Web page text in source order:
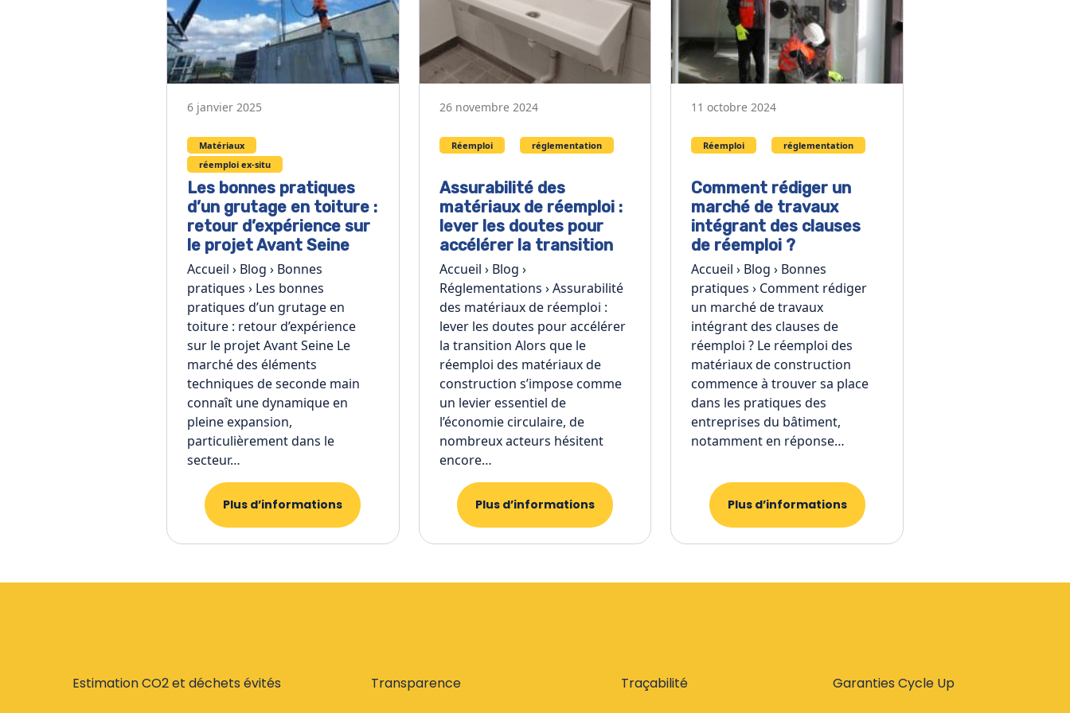
6 janvier 2025
Matériaux
réemploi ex-situ
Les bonnes pratiques
d’un grutage en toiture :
retour d’expérience sur
le projet Avant Seine
Accueil › Blog › Bonnes
pratiques › Les bonnes
pratiques d’un grutage en
toiture : retour d’expérience
sur le projet Avant Seine Le
marché des éléments
techniques de seconde main
connaît une dynamique en
pleine expansion,
particulièrement dans le
secteur…
Plus d’informations
26 novembre 2024
Réemploi réglementation
Assurabilité des
matériaux de réemploi :
lever les doutes pour
accélérer la transition
Accueil › Blog ›
Réglementations › Assurabilité
des matériaux de réemploi :
lever les doutes pour accélérer
la transition Alors que le
réemploi des matériaux de
construction s’impose comme
un levier essentiel de
l’économie circulaire, de
nombreux acteurs hésitent
encore…
Plus d’informations
11 octobre 2024
Réemploi réglementation
Comment rédiger un
marché de travaux
intégrant des clauses
de réemploi ?
Accueil › Blog › Bonnes
pratiques › Comment rédiger
un marché de travaux
intégrant des clauses de
réemploi ? Le réemploi des
matériaux de construction
commence à trouver sa place
dans les pratiques des
entreprises du bâtiment,
notamment en réponse…
Plus d’informations
Estimation CO2 et déchets évités Transparence Traçabilité Garanties Cycle Up